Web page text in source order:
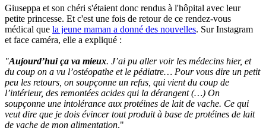
Giuseppa et son chéri s'étaient donc rendus à l'hôpital avec leur
petite princesse. Et c'est une fois de retour de ce rendez-vous
médical que la jeune maman a donné des nouvelles. Sur Instagram
et face caméra, elle a expliqué :
"Aujourd’hui ça va mieux. J’ai pu aller voir les médecins hier, et
du coup on a vu l’ostéopathe et le pédiatre… Pour vous dire un petit
peu les retours, on soupçonne un refus, qui vient du coup de
l’intérieur, des remontées acides qui la dérangent (…) On
soupçonne une intolérance aux protéines de lait de vache. Ce qui
veut dire que je dois évincer tout produit à base de protéines de lait
de vache de mon alimentation."